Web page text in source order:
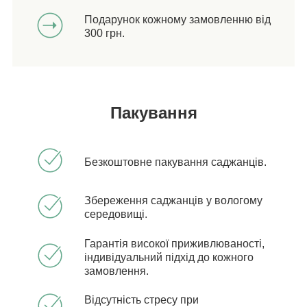
Подарунок кожному замовленню від
300 грн.
Пакування
Безкоштовне пакування саджанців.
Збереження саджанців у вологому
середовищі.
Гарантія високої приживлюваності,
індивідуальний підхід до кожного
замовлення.
Відсутність стресу при